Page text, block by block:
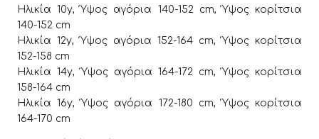
Ηλικία 10y, Ύψος αγόρια 140-152 cm, Ύψος κορίτσια
140-152 cm
Ηλικία 12y, Ύψος αγόρια 152-164 cm, Ύψος κορίτσια
152-158 cm
Ηλικία 14y, Ύψος αγόρια 164-172 cm, Ύψος κορίτσια
158-164 cm
Ηλικία 16y, Ύψος αγόρια 172-180 cm, Ύψος κορίτσια
164-170 cm